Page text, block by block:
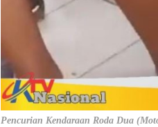
Pencurian Kendaraan Roda Dua